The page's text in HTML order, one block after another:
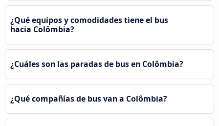
¿Qué equipos y comodidades tiene el bus
hacia Colômbia?
¿Cuáles son las paradas de bus en Colômbia?
¿Qué compañías de bus van a Colômbia?